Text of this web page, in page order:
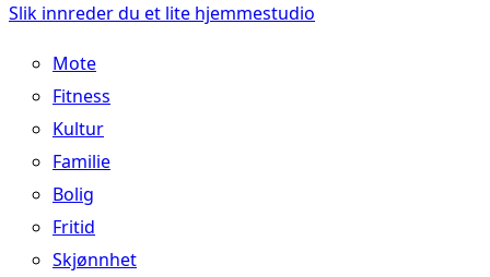
Slik innreder du et lite hjemmestudio
Mote
Fitness
Kultur
Familie
Bolig
Fritid
Skjønnhet